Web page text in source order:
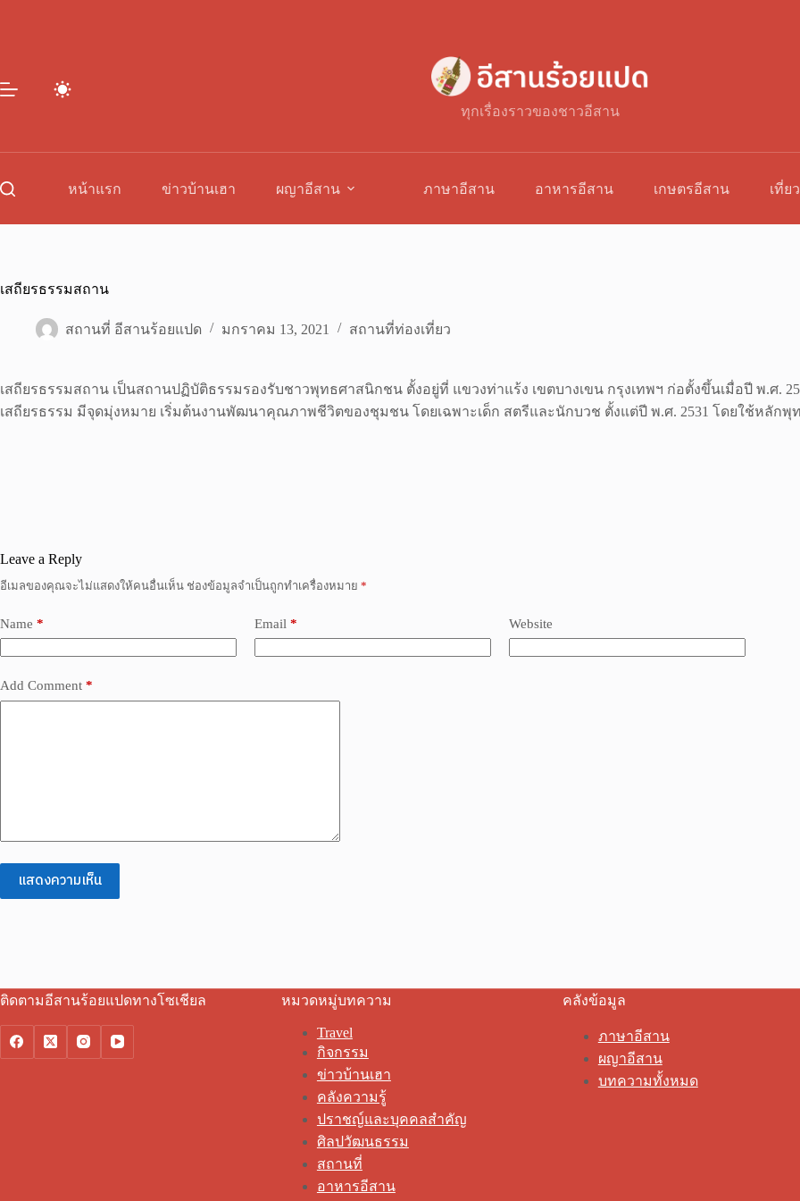
ทุกเรื่องราวของชาวอีสาน
หน้าแรก ข่าวบ้านเฮา ผญาอีสาน ภาษาอีสาน อาหารอีสาน เกษตรอีสาน เที่ย
เสถียรธรรมสถาน
สถานที่ อีสานร้อยแปด มกราคม 13, 2021 สถานที่ท่องเที่ยว
เสถียรธรรมสถาน เป็นสถานปฏิบัติธรรมรองรับชาวพุทธศาสนิกชน ตั้งอยู่ที่ แขวงท่าแร้ง เขตบางเขน กรุงเทพฯ ก่อตั้งขึ้นเมื่อปี พ.ศ.
เสถียรธรรม มีจุดมุ่งหมาย เริ่มต้นงานพัฒนาคุณภาพชีวิตของชุมชน โดยเฉพาะเด็ก สตรีและนักบวช ตั้งแต่ปี พ.ศ. 2531 โดยใช้หลักพุ
Leave a Reply
อีเมลของคุณจะไม่แสดงให้คนอื่นเห็น ช่องข้อมูลจำเป็นถูกทำเครื่องหมาย *
Name * Email * Website
Add Comment *
แสดงความเห็น
ติดตามอีสานร้อยแปดทางโซเชียล หมวดหมู่บทความ
Travel
กิจกรรม
ข่าวบ้านเฮา
คลังความรู้
ปราชญ์และบุคคลสำคัญ
ศิลปวัฒนธรรม
สถานที่
อาหารอีสาน
คลังข้อมูล
ภาษาอีสาน
ผญาอีสาน
บทความทั้งหมด